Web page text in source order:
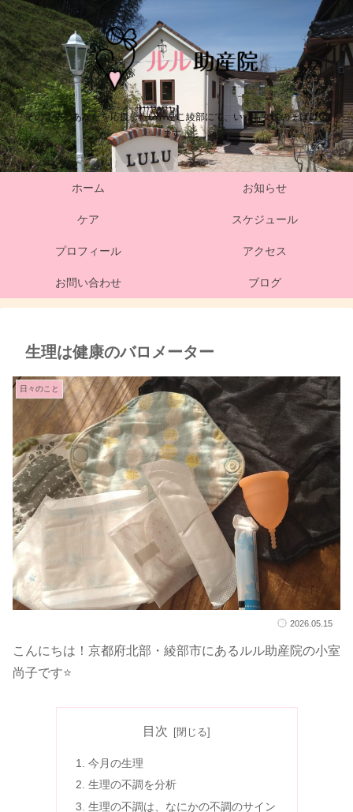
そのままのあなたを応援したい。ここ綾部にて、いつも女性のそばにい
ます。
ホーム お知らせ
ケア スケジュール
プロフィール アクセス
お問い合わせ ブログ
生理は健康のバロメーター
日々のこと
2026.05.15
こんにちは！京都府北部・綾部市にあるルル助産院の小室
尚子です⭐
目次
今月の生理
生理の不調を分析
生理の不調は、なにかの不調のサイン